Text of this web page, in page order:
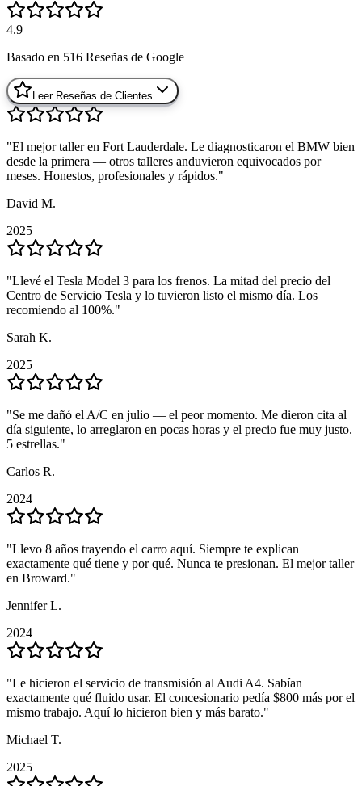
4.9
Basado en 516 Reseñas de Google
Leer Reseñas de Clientes
"El mejor taller en Fort Lauderdale. Le diagnosticaron el BMW bien
desde la primera — otros talleres anduvieron equivocados por
meses. Honestos, profesionales y rápidos."
David M.
2025
"Llevé el Tesla Model 3 para los frenos. La mitad del precio del
Centro de Servicio Tesla y lo tuvieron listo el mismo día. Los
recomiendo al 100%."
Sarah K.
2025
"Se me dañó el A/C en julio — el peor momento. Me dieron cita al
día siguiente, lo arreglaron en pocas horas y el precio fue muy justo.
5 estrellas."
Carlos R.
2024
"Llevo 8 años trayendo el carro aquí. Siempre te explican
exactamente qué tiene y por qué. Nunca te presionan. El mejor taller
en Broward."
Jennifer L.
2024
"Le hicieron el servicio de transmisión al Audi A4. Sabían
exactamente qué fluido usar. El concesionario pedía $800 más por el
mismo trabajo. Aquí lo hicieron bien y más barato."
Michael T.
2025
"El mejor taller en Fort Lauderdale. Le diagnosticaron el BMW bien
desde la primera — otros talleres anduvieron equivocados por
meses. Honestos, profesionales y rápidos."
David M.
2025
"Llevé el Tesla Model 3 para los frenos. La mitad del precio del
Centro de Servicio Tesla y lo tuvieron listo el mismo día. Los
recomiendo al 100%."
Sarah K.
2025
"Se me dañó el A/C en julio — el peor momento. Me dieron cita al
día siguiente, lo arreglaron en pocas horas y el precio fue muy justo.
5 estrellas."
Carlos R.
2024
"Llevo 8 años trayendo el carro aquí. Siempre te explican
exactamente qué tiene y por qué. Nunca te presionan. El mejor taller
en Broward."
Jennifer L.
2024
"Le hicieron el servicio de transmisión al Audi A4. Sabían
exactamente qué fluido usar. El concesionario pedía $800 más por el
mismo trabajo. Aquí lo hicieron bien y más barato."
Michael T.
2025